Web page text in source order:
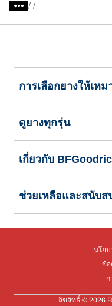
/
การเลือกยางให้เหม
ดูยางทุกรุ่น
เกี่ยวกับ
ช่วยเหลือและสนับส
นโย
ข้อ
ก
ลิขสิทธิ์ © 2026